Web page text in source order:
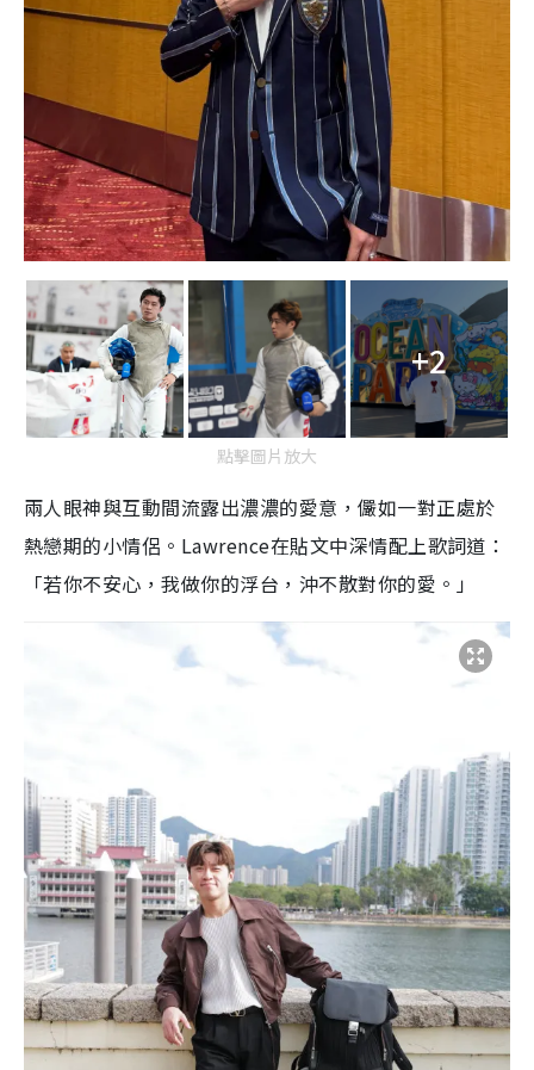
+2
點擊圖片放大
兩人眼神與互動間流露出濃濃的愛意，儼如一對正處於
熱戀期的小情侶。Lawrence在貼文中深情配上歌詞道：
「若你不安心，我做你的浮台，沖不散對你的愛。」